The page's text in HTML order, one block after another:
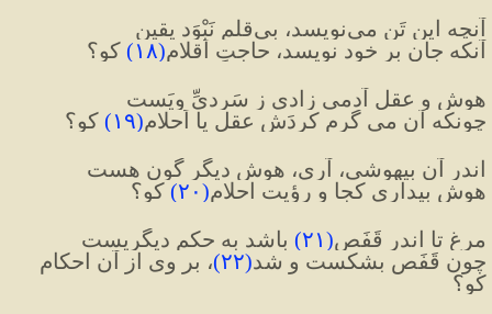
آنچه این تَن می‌نویسد، بی‌قلم نَبْوَد یقین
آنکه جان بر خود نویسد، حاجتِ اَقلام(۱۸) کو؟
هوش و عقلِ آدمی زادی ز سَردیِّ وِیَست
چونکه آن می گرم کردَش عقل یا اَحلام(۱۹) کو؟
اندر آن بیهوشی، آری، هوش دیگر گون هست
هوش بیداری کجا و رؤیت احلام(۲۰) کو؟
مرغ تا اندر قَفَص(۲۱) باشد به حکمِ دیگریست
چون قَفَص بشکست و شد(۲۲)
کو؟